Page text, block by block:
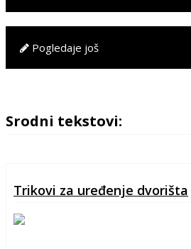
Pogledaje još
Srodni tekstovi:
Trikovi za uređenje dvorišta